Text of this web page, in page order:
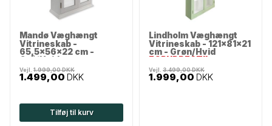
Mandø Væghængt
Vitrineskab -
65,5x56x22 cm -
Grå/Hvid
1.499,00 DKK
Vejl.1.999,00DKK
Tilføj til kurv
Lindholm Væghængt
Vitrineskab - 121x81x21
cm - Grøn/Hvid
FORUDBESTIL
1.999,00 DKK
Vejl. 3.499,00DKK